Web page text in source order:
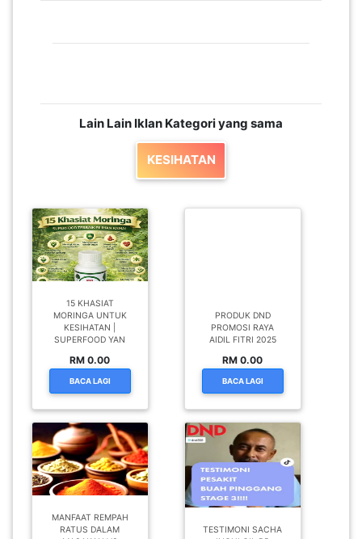
Lain Lain Iklan Kategori yang sama
KESIHATAN
15 KHASIAT
MORINGA UNTUK
KESIHATAN |
SUPERFOOD YAN
RM 0.00
BACA LAGI
PRODUK DND
PROMOSI RAYA
AIDIL FITRI 2025
RM 0.00
BACA LAGI
MANFAAT REMPAH
RATUS DALAM
TESTIMONI SACHA
PUTRAJAYA(9)
LABUAN(2)
INDONESIA(1)
SINGAPORE(0)
BRUNEI(0)